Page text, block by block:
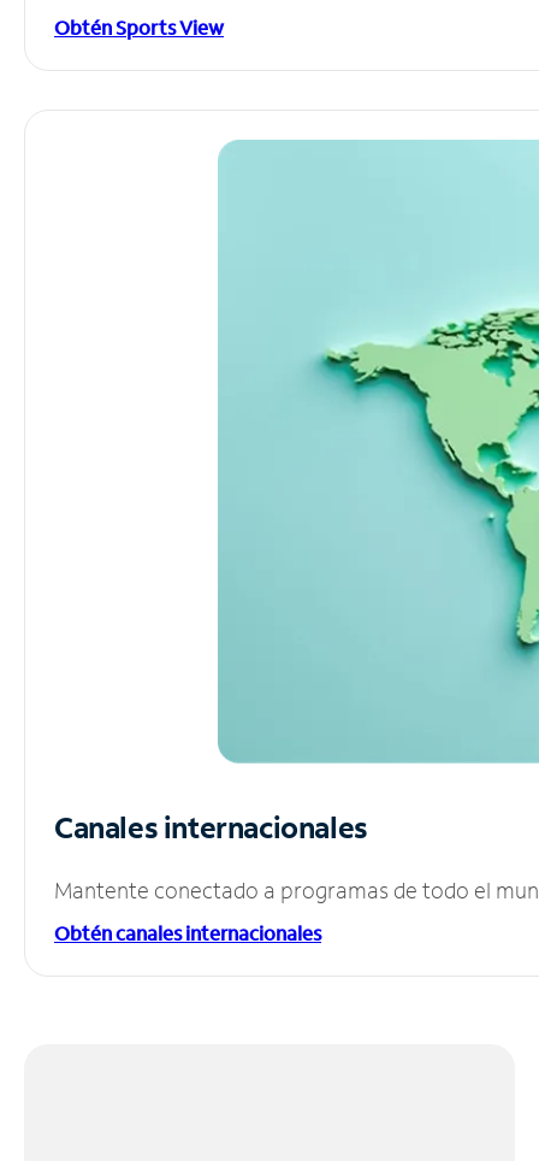
Obtén Sports View
Canales internacionales
Mantente conectado a programas de todo el
Obtén canales internacionales